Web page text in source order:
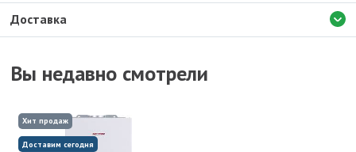
Доставка
Вы недавно смотрели
Хит продаж
Доставим сегодня